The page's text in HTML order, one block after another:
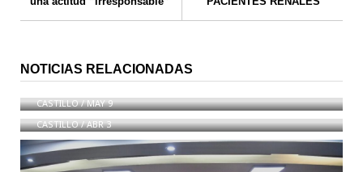
NOTICIAS RELACIONADAS
legisladores de oposición que atacan el voto de
arrastre
CASTILLO/MAY 9
CONSTITUCIONALISTAS LLAMAN “CAUDILLO” AL
PRESIDENTE MEDINA POR APRESTOS
REELECCIONISTAS
CASTILLO/ABR 3